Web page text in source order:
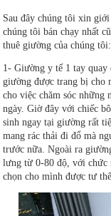
Sau đây chúng tôi xin
chúng tôi bán chạy nhất
thuê giường của chúng tôi:
1- Giường y tế 1 tay
giường được trang bị cho
cho việc chăm sóc
ngày. Giờ đây với chiếc
sinh ngay tại giường rất
mang rác thải đi đổ mà
trước nữa. Ngoài ra
lưng từ 0-80 độ, với chức
chọn cho mình được tư